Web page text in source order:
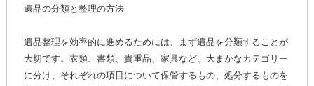
遺品の分類と整理の方法
遺品整理を効率的に進めるためには、まず遺品を分類することが
大切です。衣類、書類、貴重品、家具など、大まかなカテゴリー
に分け、それぞれの項目について保管するもの、処分するものを